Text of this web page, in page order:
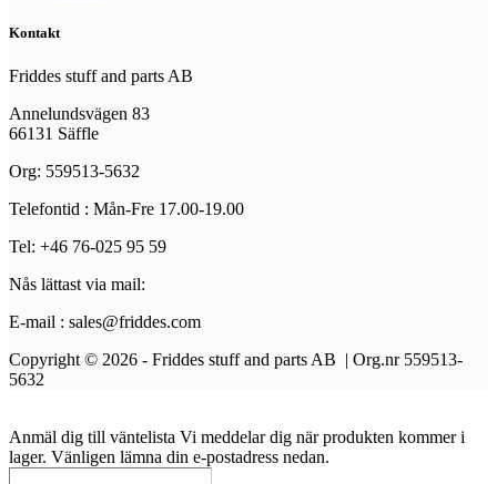
Kontakt
Friddes stuff and parts AB
Annelundsvägen 83
66131 Säffle
Org: 559513-5632
Telefontid : Mån-Fre 17.00-19.00
Tel: +46 76-025 95 59
Nås lättast via mail:
E-mail : sales@friddes.com
Copyright © 2026 - Friddes stuff and parts AB | Org.nr 559513-
5632
Anmäl dig till väntelista Vi meddelar dig när produkten kommer i
lager. Vänligen lämna din e-postadress nedan.